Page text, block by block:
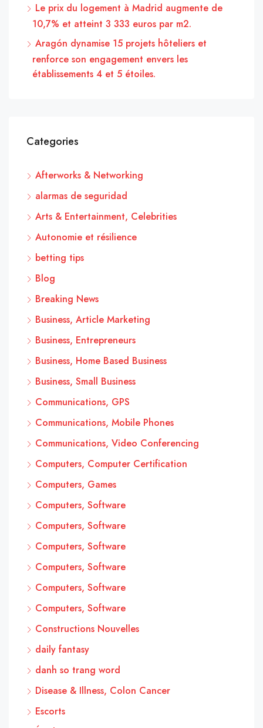
Le prix du logement à Madrid augmente de
10,7% et atteint 3 333 euros par m2.
Aragón dynamise 15 projets hôteliers et
renforce son engagement envers les
établissements 4 et 5 étoiles.
Categories
Afterworks & Networking
alarmas de seguridad
Arts & Entertainment, Celebrities
Autonomie et résilience
betting tips
Blog
Breaking News
Business, Article Marketing
Business, Entrepreneurs
Business, Home Based Business
Business, Small Business
Communications, GPS
Communications, Mobile Phones
Communications, Video Conferencing
Computers, Computer Certification
Computers, Games
Computers, Software
Computers, Software
Computers, Software
Computers, Software
Computers, Software
Computers, Software
Constructions Nouvelles
daily fantasy
danh so trang word
Disease & Illness, Colon Cancer
Escorts